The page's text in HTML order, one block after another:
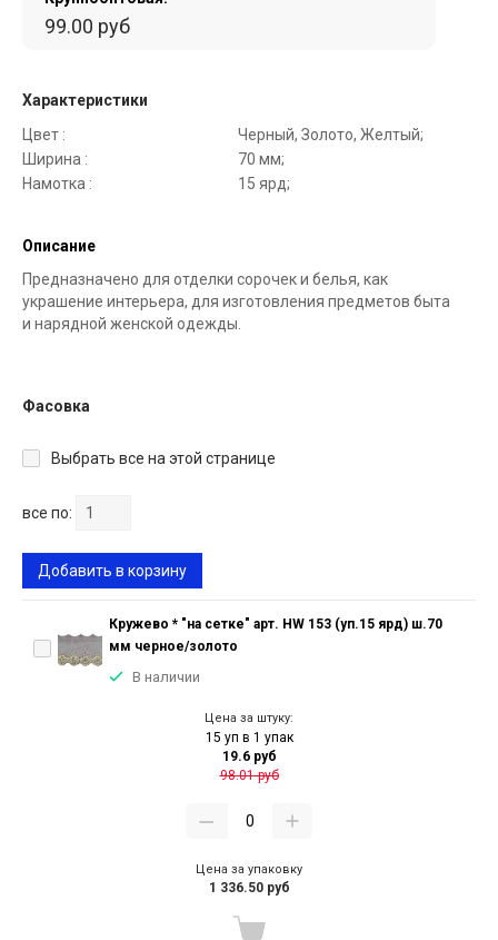
99.00 руб
Характеристики
Цвет :
Черный, Золото, Желтый;
Ширина :
70 мм;
Намотка :
15 ярд;
Описание
Предназначено для отделки сорочек и белья, как
украшение интерьера, для изготовления предметов быта
и нарядной женской одежды.
Фасовка
Выбрать все на этой странице
все по:
Добавить в корзину
Кружево * "на сетке" арт. HW 153 (уп.15 ярд) ш.70
мм черное/золото
В наличии
Цена за штуку:
15 уп в 1 упак
19.6 руб
98.01 руб
Цена за упаковку
1 336.50 руб